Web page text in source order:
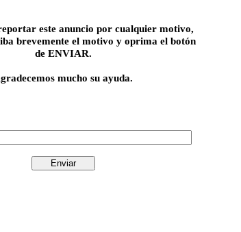
este anuncio por cualquier motivo,
brevemente el motivo y oprima el botón
de ENVIAR.
mucho su ayuda.